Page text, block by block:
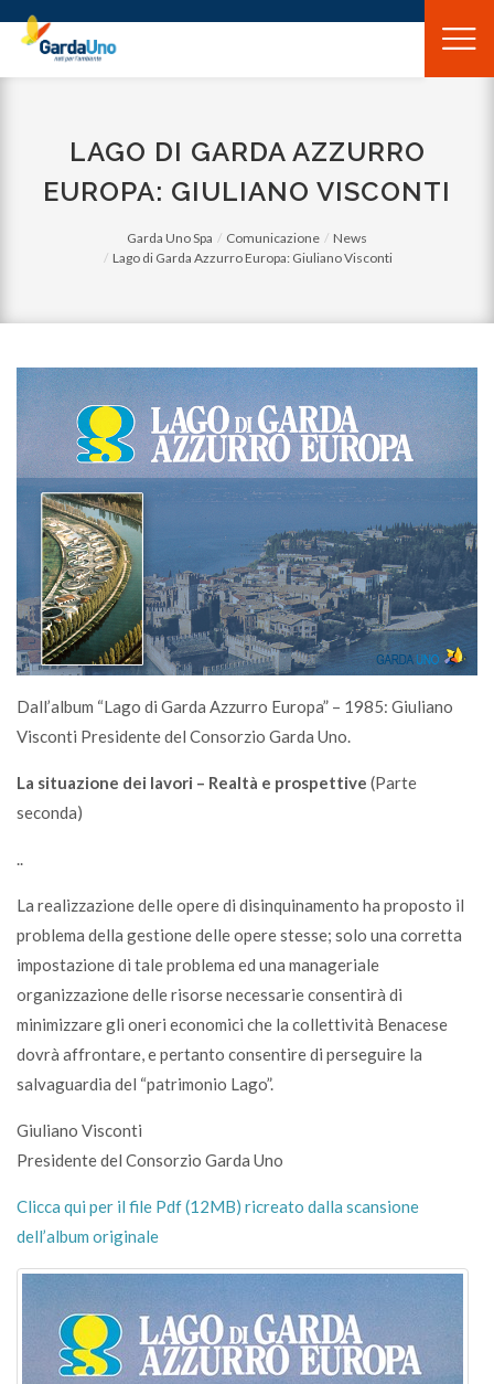
Gardauno
Spa
LAGO DI GARDA AZZURRO
EUROPA: GIULIANO VISCONTI
Garda Uno Spa Comunicazione
News
Lago di Garda Azzurro Europa: Giuliano Visconti
Dall’album “Lago di Garda Azzurro Europa” – 1985: Giuliano
Visconti Presidente del Consorzio Garda Uno.
La situazione dei lavori – Realtà e prospettive (Parte
seconda)
..
La realizzazione delle opere di disinquinamento ha proposto il
problema della gestione delle opere stesse; solo una corretta
impostazione di tale problema ed una manageriale
organizzazione delle risorse necessarie consentirà di
minimizzare gli oneri economici che la collettività Benacese
dovrà affrontare, e pertanto consentire di perseguire la
salvaguardia del “patrimonio Lago”.
Giuliano Visconti
Presidente del Consorzio Garda Uno
Clicca qui per il file Pdf (12MB) ricreato dalla scansione
dell’album originale